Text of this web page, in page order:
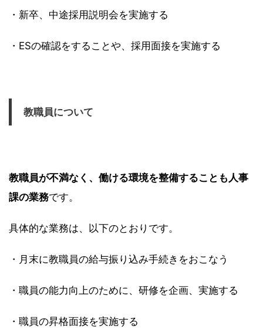
・新卒、中途採用説明会を実施する
・ESの確認をすることや、採用面接を実施する
教職員について
教職員が不満なく、働ける環境を整備することも人事
課の業務です。
具体的な業務は、以下のとおりです。
・月末に教職員の給与振り込み手続きをおこなう
・職員の能力向上のために、研修を企画、実施する
・職員の昇格面接を実施する